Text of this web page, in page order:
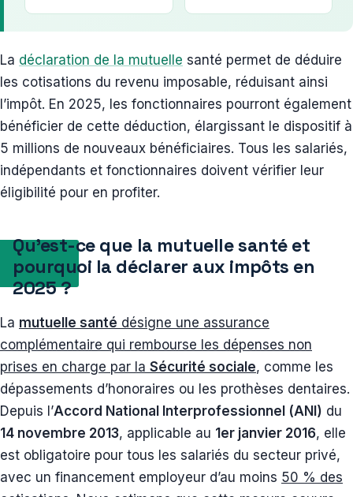
La déclaration de la mutuelle santé permet de déduire
les cotisations du revenu imposable, réduisant ainsi
l’impôt. En 2025, les fonctionnaires pourront également
bénéficier de cette déduction, élargissant le dispositif à
5 millions de nouveaux bénéficiaires. Tous les salariés,
indépendants et fonctionnaires doivent vérifier leur
éligibilité pour en profiter.
Qu’est-ce que la mutuelle santé et
pourquoi la déclarer aux impôts en
2025 ?
La mutuelle santé désigne une assurance
complémentaire qui rembourse les dépenses non
prises en charge par la Sécurité sociale, comme les
dépassements d’honoraires ou les prothèses dentaires.
Depuis l’Accord National Interprofessionnel (ANI) du
14 novembre 2013, applicable au 1er janvier 2016, elle
est obligatoire pour tous les salariés du secteur privé,
avec un financement employeur d’au moins 50 % des